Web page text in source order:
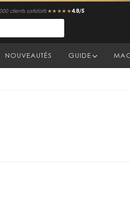
clients satisfaits ★★★★★ 4.8/5
NOUVEAUTÉS GUIDE